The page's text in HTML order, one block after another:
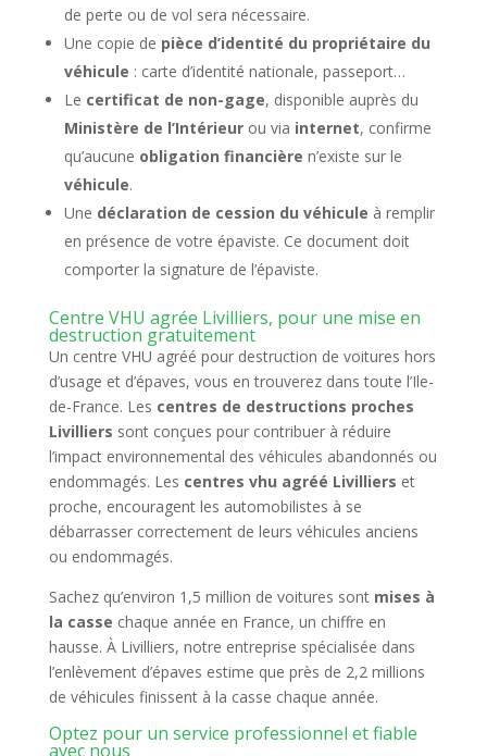
de perte ou de vol sera nécessaire.
Une copie de pièce d’identité du propriétaire du
véhicule : carte d’identité nationale, passeport…
Le certificat de non-gage, disponible auprès du
Ministère de l’Intérieurou via internet, confirme
qu’aucune obligation financière n’existe sur le
véhicule.
Une déclaration de cession du véhicule à remplir
en présence de votre épaviste. Ce document doit
comporter la signature de l’épaviste.
Centre VHU agrée Livilliers, pour une mise en
destruction gratuitement
Un centre VHU agréé pour destruction de voitures hors
d’usage et d’épaves, vous en trouverez dans toute l’Ile-
de-France. Les centres de destructions proches
Livilliers sont conçues pour contribuer à réduire
l’impact environnemental des véhicules abandonnés ou
endommagés. Les centres vhu agréé Livilliers et
proche, encouragent les automobilistes à se
débarrasser correctement de leurs véhicules anciens
ou endommagés.
Sachez qu’environ 1,5 million de voitures sont mises à
la casse chaque année en France, un chiffre en
hausse. À Livilliers, notre entreprise spécialisée dans
l’enlèvement d’épaves estime que près de 2,2 millions
de véhicules finissent à la casse chaque année.
Optez pour un service professionnel et fiable
avec nous